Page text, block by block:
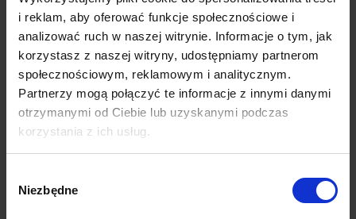
i reklam, aby oferować funkcje społecznościowe i
analizować ruch w naszej witrynie. Informacje o tym, jak
korzystasz z naszej witryny, udostępniamy partnerom
społecznościowym, reklamowym i analitycznym.
Partnerzy mogą połączyć te informacje z innymi danymi
otrzymanymi od Ciebie lub uzyskanymi podczas
korzystania z ich usług.
zgody
Niezbędne